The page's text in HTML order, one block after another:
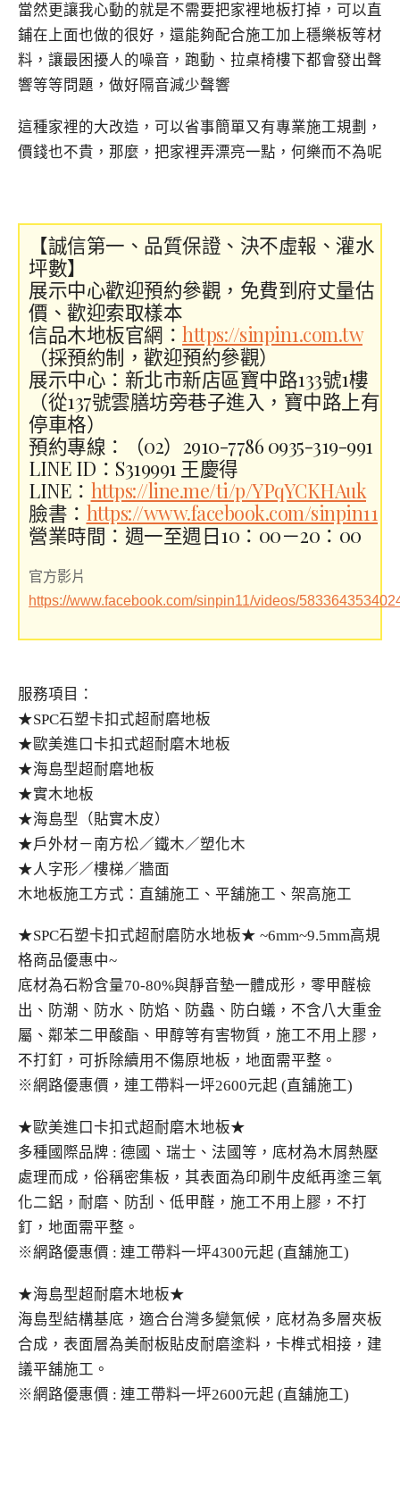
當然更讓我心動的就是不需要把家裡地板打掉，可以直
鋪在上面也做的很好，還能夠配合施工加上穩樂板等材
料，讓最困擾人的噪音，跑動、拉桌椅樓下都會發出聲
響等等問題，做好隔音減少聲響
這種家裡的大改造，可以省事簡單又有專業施工規劃，
價錢也不貴，那麼，把家裡弄漂亮一點，何樂而不為呢
【誠信第一、品質保證、決不虛報、灌水
坪數】
展示中心歡迎預約參觀，免費到府丈量估
價、歡迎索取樣本
信品木地板官網： https://sinpin1.com.tw
（採預約制，歡迎預約參觀）
展示中心：新北市新店區寶中路133號1樓
（從137號雲膳坊旁巷子進入，寶中路上有
停車格）
預約專線：（02）2910-7786 0935-319-991
LINE ID：S319991 王慶得
LINE： https://line.me/ti/p/YPqYCKHAuk
臉書： https://www.facebook.com/sinpin11
營業時間：週一至週日10：00－20：00
官方影片
https://www.facebook.com/sinpin11/videos/
服務項目：
★SPC石塑卡扣式超耐磨地板
★歐美進口卡扣式超耐磨木地板
★海島型超耐磨地板
★實木地板
★海島型（貼實木皮）
★戶外材－南方松／鐵木／塑化木
★人字形／樓梯／牆面
木地板施工方式：直舖施工、平舖施工、架高施工
★SPC石塑卡扣式超耐磨防水地板★ ~6mm~9.5mm高規
格商品優惠中~
底材為石粉含量70-80%與靜音墊一體成形，零甲醛檢
出、防潮、防水、防焰、防蟲、防白蟻，不含八大重金
屬、鄰苯二甲酸酯、甲醇等有害物質，施工不用上膠，
不打釘，可拆除續用不傷原地板，地面需平整。
※網路優惠價，連工帶料一坪2600元起 (直舖施工)
★歐美進口卡扣式超耐磨木地板★
多種國際品牌 : 德國、瑞士、法國等，底材為木屑熱壓
處理而成，俗稱密集板，其表面為印刷牛皮紙再塗三氧
化二鋁，耐磨、防刮、低甲醛，施工不用上膠，不打
釘，地面需平整。
※網路優惠價 : 連工帶料一坪4300元起 (直舖施工)
★海島型超耐磨木地板★
海島型結構基底，適合台灣多變氣候，底材為多層夾板
合成，表面層為美耐板貼皮耐磨塗料，卡榫式相接，建
議平舖施工。
※網路優惠價 : 連工帶料一坪2600元起 (直舖施工)